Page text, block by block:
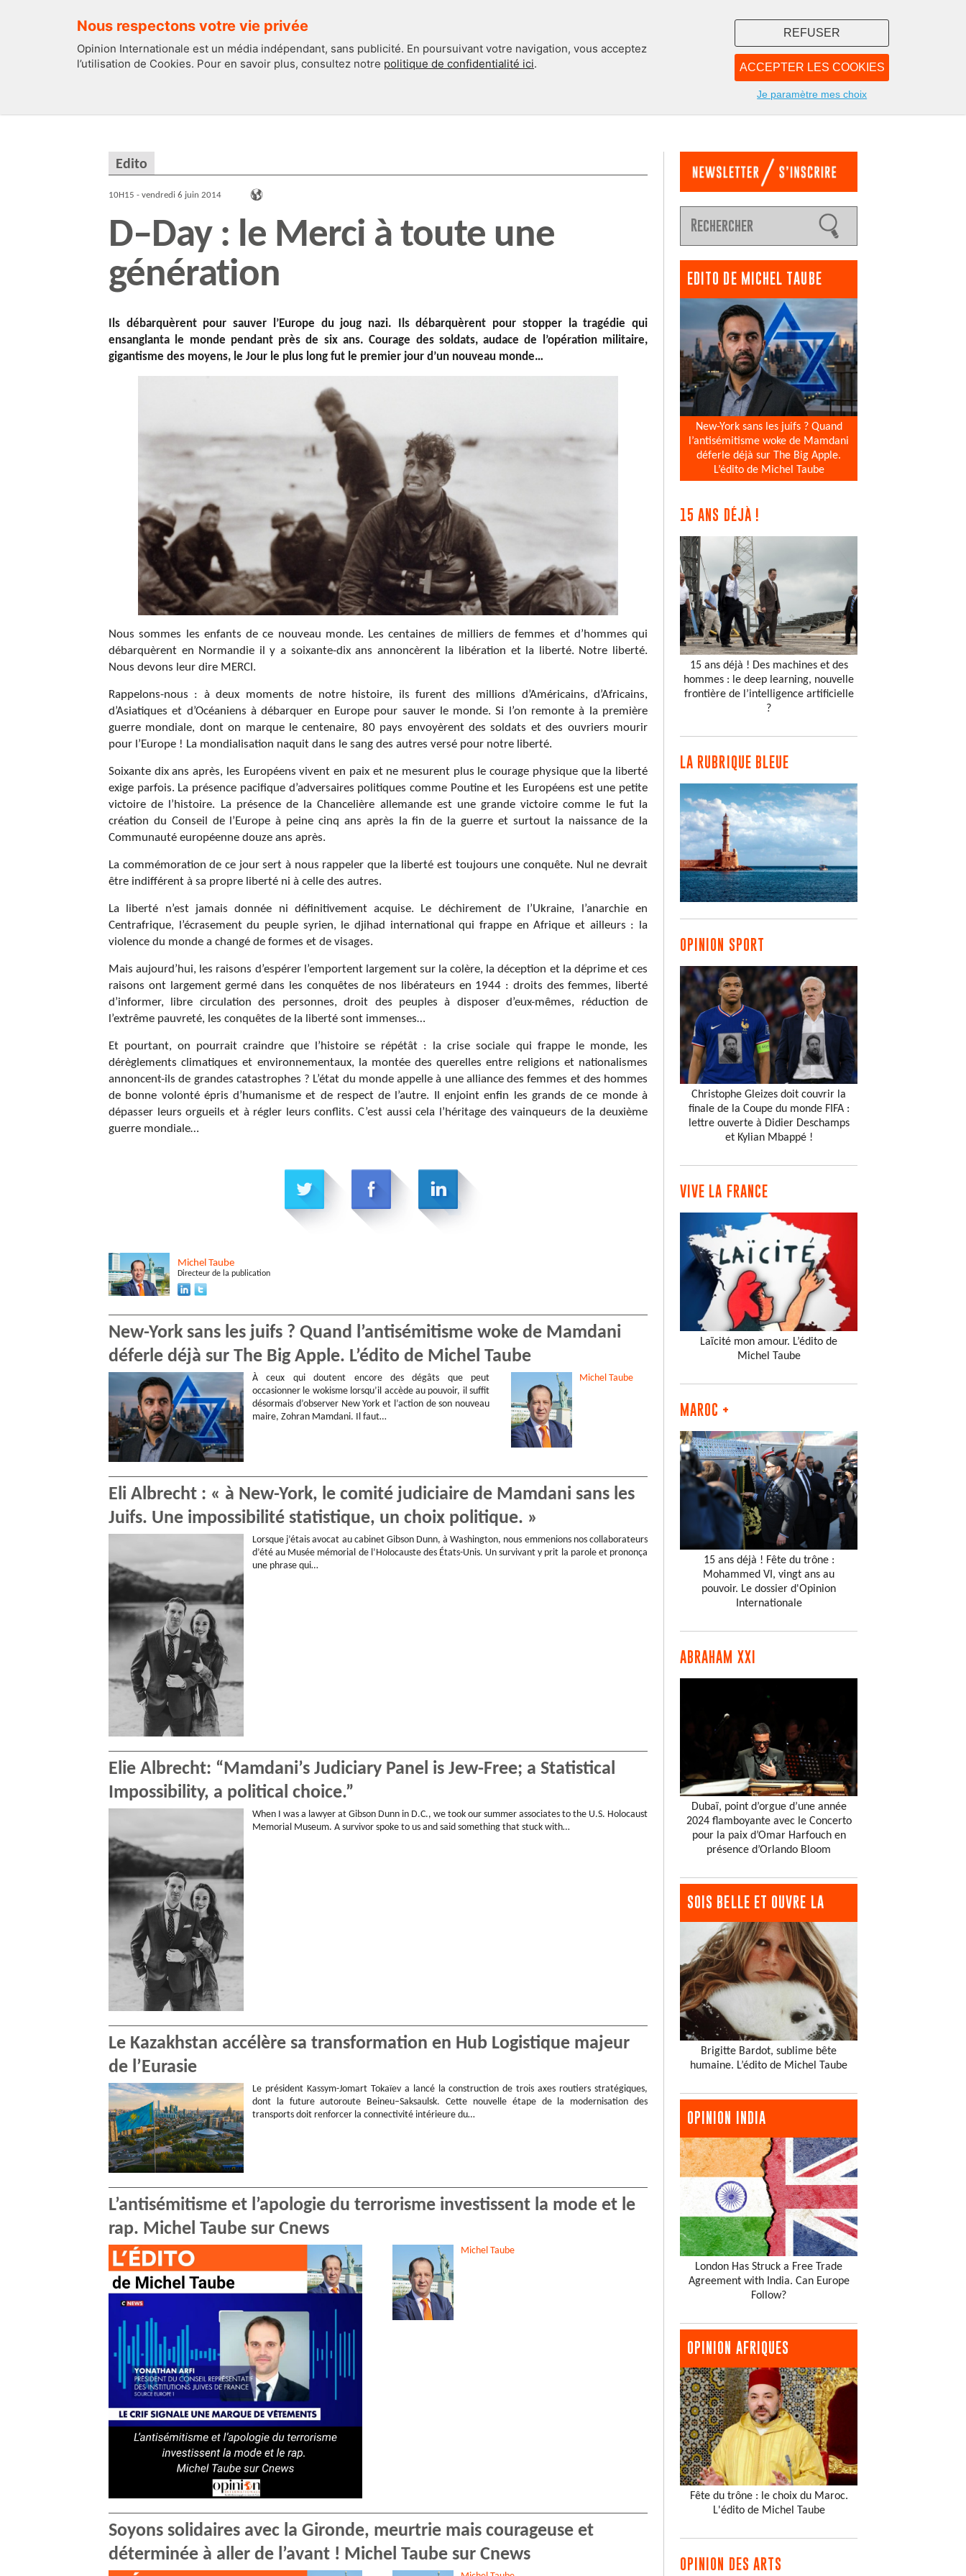
Nous respectons votre vie privée
Opinion Internationale est un média indépendant, sans publicité. En poursuivant votre navigation, vous acceptez
l’utilisation de Cookies. Pour en savoir plus, consultez notre politique de confidentialité ici. ACCEPTER LES COOKIES
REFUSER
Je paramètre mes choix
NOUS
Edito
10H15 - vendredi 6 juin 2014
D–Day : le Merci à toute une
génération
Ils débarquèrent pour sauver l’Europe du joug nazi. Ils débarquèrent pour stopper la tragédie qui
ensanglanta le monde pendant près de six ans. Courage des soldats, audace de l’opération militaire,
gigantisme des moyens, le Jour le plus long fut le premier jour d’un nouveau monde…
Nous sommes les enfants de ce nouveau monde. Les centaines de milliers de femmes et d’hommes qui
débarquèrent en Normandie il y a soixante-dix ans annoncèrent la libération et la liberté. Notre liberté.
Nous devons leur dire MERCI.
Rappelons-nous : à deux moments de notre histoire, ils furent des millions d’Américains, d’Africains,
d’Asiatiques et d’Océaniens à débarquer en Europe pour sauver le monde. Si l’on remonte à la première
guerre mondiale, dont on marque le centenaire, 80 pays envoyèrent des soldats et des ouvriers mourir
pour l’Europe ! La mondialisation naquit dans le sang des autres versé pour notre liberté.
Soixante dix ans après, les Européens vivent en paix et ne mesurent plus le courage physique que la liberté
exige parfois. La présence pacifique d’adversaires politiques comme Poutine et les Européens est une petite
victoire de l’histoire. La présence de la Chancelière allemande est une grande victoire comme le fut la
création du Conseil de l’Europe à peine cinq ans après la fin de la guerre et surtout la naissance de la
Communauté européenne douze ans après.
La commémoration de ce jour sert à nous rappeler que la liberté est toujours une conquête. Nul ne devrait
être indifférent à sa propre liberté ni à celle des autres.
La liberté n’est jamais donnée ni définitivement acquise. Le déchirement de l’Ukraine, l’anarchie en
Centrafrique, l’écrasement du peuple syrien, le djihad international qui frappe en Afrique et ailleurs : la
violence du monde a changé de formes et de visages.
Mais aujourd’hui, les raisons d’espérer l’emportent largement sur la colère, la déception et la déprime et ces
raisons ont largement germé dans les conquêtes de nos libérateurs en 1944 : droits des femmes, liberté
d’informer, libre circulation des personnes, droit des peuples à disposer d’eux-mêmes, réduction de
l’extrême pauvreté, les conquêtes de la liberté sont immenses…
Et pourtant, on pourrait craindre que l’histoire se répétât : la crise sociale qui frappe le monde, les
dérèglements climatiques et environnementaux, la montée des querelles entre religions et nationalismes
annoncent-ils de grandes catastrophes ? L’état du monde appelle à une alliance des femmes et des hommes
de bonne volonté épris d’humanisme et de respect de l’autre. Il enjoint enfin les grands de ce monde à
dépasser leurs orgueils et à régler leurs conflits. C’est aussi cela l’héritage des vainqueurs de la deuxième
guerre mondiale…
Michel Taube
Directeur de la publication
New-York sans les juifs ? Quand l’antisémitisme woke de Mamdani
déferle déjà sur The Big Apple. L’édito de Michel Taube
À ceux qui doutent encore des dégâts que peut
occasionner le wokisme lorsqu’il accède au pouvoir, il suffit
désormais d’observer New York et l’action de son nouveau
maire, Zohran Mamdani. Il faut…
Michel Taube
Eli Albrecht : « à New-York, le comité judiciaire de Mamdani sans les
Juifs. Une impossibilité statistique, un choix politique. »
Lorsque j’étais avocat au cabinet Gibson Dunn, à Washington, nous emmenions nos collaborateurs
d’été au Musée mémorial de l’Holocauste des États-Unis. Un survivant y prit la parole et prononça
une phrase qui…
Elie Albrecht: “Mamdani’s Judiciary Panel is Jew-Free; a Statistical
Impossibility, a political choice.”
When I was a lawyer at Gibson Dunn in D.C., we took our summer associates to the U.S. Holocaust
Memorial Museum. A survivor spoke to us and said something that stuck with…
Le Kazakhstan accélère sa transformation en Hub Logistique majeur
de l’Eurasie
Le président Kassym-Jomart Tokaïev a lancé la construction de trois axes routiers stratégiques,
dont la future autoroute Beineu–Saksaulsk. Cette nouvelle étape de la modernisation des
transports doit renforcer la connectivité intérieure du…
L’antisémitisme et l’apologie du terrorisme investissent la mode et le
rap. Michel Taube sur Cnews
Michel Taube
Soyons solidaires avec la Gironde, meurtrie mais courageuse et
déterminée à aller de l’avant ! Michel Taube sur Cnews
EDITO DE MICHEL TAUBE
New-York sans les juifs ? Quand
l’antisémitisme woke de Mamdani
déferle déjà sur The Big Apple.
L’édito de Michel Taube
15 ANS DÉJÀ !
15 ans déjà ! Des machines et des
hommes : le deep learning, nouvelle
frontière de l’intelligence artificielle
?
LA RUBRIQUE BLEUE
OPINION SPORT
Christophe Gleizes doit couvrir la
finale de la Coupe du monde FIFA :
lettre ouverte à Didier Deschamps
et Kylian Mbappé !
VIVE LA FRANCE
Laïcité mon amour. L’édito de
Michel Taube
MAROC +
15 ans déjà ! Fête du trône :
Mohammed VI, vingt ans au
pouvoir. Le dossier d'Opinion
Internationale
ABRAHAM XXI
Dubaï, point d’orgue d’une année
2024 flamboyante avec le Concerto
pour la paix d’Omar Harfouch en
présence d’Orlando Bloom
SOIS BELLE ET OUVRE LA
Brigitte Bardot, sublime bête
humaine. L’édito de Michel Taube
OPINION INDIA
London Has Struck a Free Trade
Agreement with India. Can Europe
Follow?
OPINION AFRIQUES
Fête du trône : le choix du Maroc.
L'édito de Michel Taube
OPINION DES ARTS